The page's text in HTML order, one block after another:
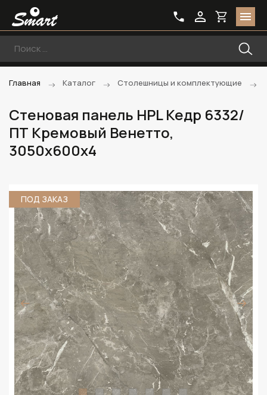
Главная Каталог Столешницы и комплектующие
Стеновая панель HPL Кедр 6332/
ПТ Кремовый Венетто,
3050х600х4
ПОД ЗАКАЗ